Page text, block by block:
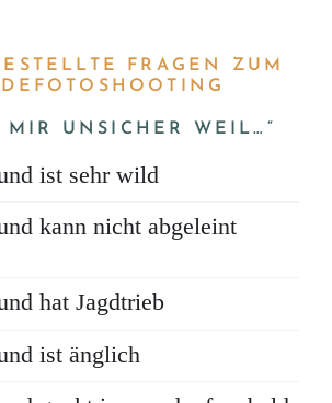
FRAGEN ZUM
MIR UNSICHER WEIL…“
ist sehr wild
kann nicht abgeleint
hat Jagdtrieb
ist änglich